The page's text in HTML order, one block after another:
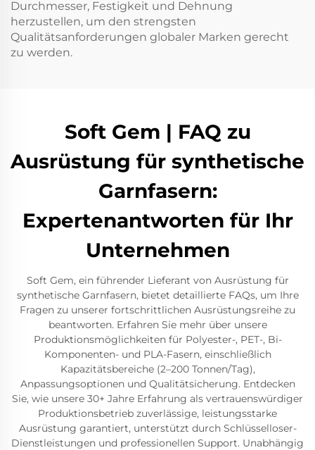
Durchmesser, Festigkeit und Dehnung
herzustellen, um den strengsten
Qualitätsanforderungen globaler Marken gerecht
zu werden.
Soft Gem | FAQ zu
Ausrüstung für synthetische
Garnfasern:
Expertenantworten für Ihr
Unternehmen
Soft Gem, ein führender Lieferant von Ausrüstung für
synthetische Garnfasern, bietet detaillierte FAQs, um Ihre
Fragen zu unserer fortschrittlichen Ausrüstungsreihe zu
beantworten. Erfahren Sie mehr über unsere
Produktionsmöglichkeiten für Polyester-, PET-, Bi-
Komponenten- und PLA-Fasern, einschließlich
Kapazitätsbereiche (2–200 Tonnen/Tag),
Anpassungsoptionen und Qualitätsicherung. Entdecken
Sie, wie unsere 30+ Jahre Erfahrung als vertrauenswürdiger
Produktionsbetrieb zuverlässige, leistungsstarke
Ausrüstung garantiert, unterstützt durch Schlüsselloser-
Dienstleistungen und professionellen Support. Unabhängig